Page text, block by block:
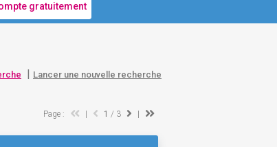
gratuitement
| Lancer une nouvelle recherche
Page : 1 / 3